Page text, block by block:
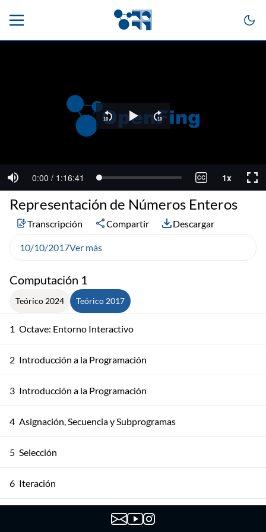
Computación 1
Teórico 2024 Teórico 2017
1 Octave: Entorno Interactivo
2 Introducción a la Programación
3 Introducción a la Programación
4 Asignación, Secuencia y Subprogramas
5 Selección
6 Iteración
Representación de Números Enteros
Transcripción Compartir Descargar
10/10/2017Ver más